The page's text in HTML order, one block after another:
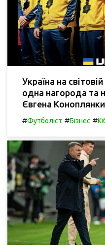
Україна на
одна нагорода та
Євгена
#Футболіст #Бізнес #